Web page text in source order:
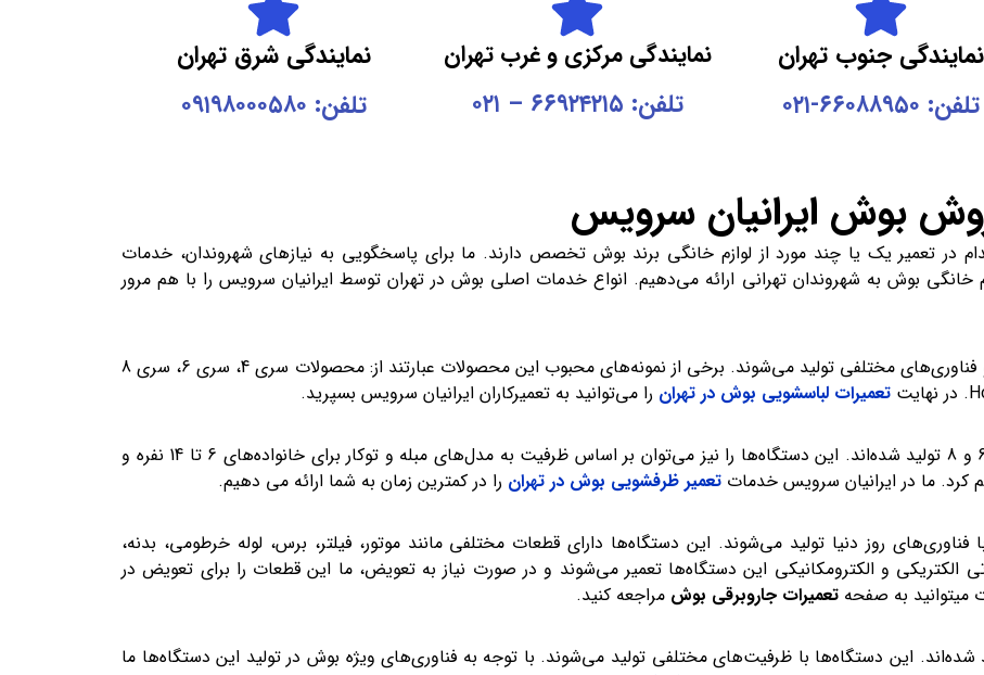
نمایندگی جنوب تهران
تلفن: ۶۶۰۸۸۹۵۰-۰۲۱
نمایندگی مرکزی و غرب تهران
تلفن: ۶۶۹۲۴۲۱۵ – ۰۲۱
نمایندگی شرق تهران
تلفن: ۰۹۱۹۸۰۰۰۵۸۰
بوش ایرانیان سرویس
در تعمیر یک یا چند مورد از لوازم خانگی برند بوش تخصص دارند. ما برای پاسخگویی به نیازهای شهروندان، خدمات
خانگی بوش به شهروندان تهرانی ارائه می‌دهیم. انواع خدمات اصلی بوش در تهران توسط ایرانیان سرویس را با هم مرور
ماشین‌های لباسشویی بوش در مدل‌ها، ظرفیت‌ها و فناوری‌های مختلفی تولید می‌شوند. برخی از نمونه‌های محبوب این محصولات عبارتند از: محصولات سری 4، سری 6، سری 8
تعمیرات لباسشویی بوش در تهران را می‌توانید به تعمیرکاران ایرانیان سرویس بسپرید.
ماشین‌های ظرفشویی بوش نیز در سری‌های 2، 4، 6 و 8 تولید شده‌اند. این دستگاه‌ها را نیز می‌توان بر اساس ظرفیت به مدل‌های مبله و توکار برای خانواده‌های 6 تا 14 نفره و
ما در ایرانیان سرویس خدمات تعمیر ظرفشویی بوش در تهران را در کمترین زمان به شما ارائه می دهیم.
روز دنیا تولید می‌شوند. این دستگاه‌ها دارای قطعات مختلفی مانند موتور، فیلتر، برس، لوله خرطومی، بدنه،
الکتریکی و الکترومکانیکی این دستگاه‌ها تعمیر می‌شوند و در صورت نیاز به تعویض، ما این قطعات را برای تعویض در
تعمیرات جاروبرقی بوش مراجعه کنید.
بوش در سری‌های 2، 4، 6 و 8 تولید شده‌اند. این دستگاه‌ها با ظرفیت‌های مختلفی تولید می‌شوند. با توجه به فناوری‌های ویژه بوش در تولید این دستگاه‌ها ما